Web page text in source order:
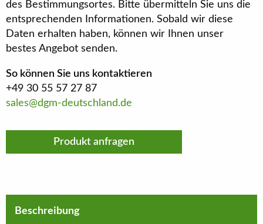
des Bestimmungsortes. Bitte übermitteln Sie uns die
entsprechenden Informationen. Sobald wir diese
Daten erhalten haben, können wir Ihnen unser
bestes Angebot senden.
So können Sie uns kontaktieren
+49 30 55 57 27 87
sales@dgm-deutschland.de
Produkt anfragen
Beschreibung